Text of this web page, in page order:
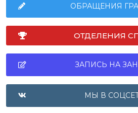
ОБРАЩЕНИЯ
ОТДЕЛЕНИЯ
ЗАПИСЬ НА
МЫ В